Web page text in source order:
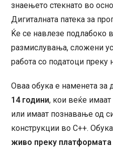
знаењето стекнато во
Дигиталната патека за
Ќе се навлезе подлабоко
размислувања, сложени
работа со податоци преку
Оваа обука е наменета за
14 години, кои веќе
или имаат познавање од
конструкции во C++.
живо преку